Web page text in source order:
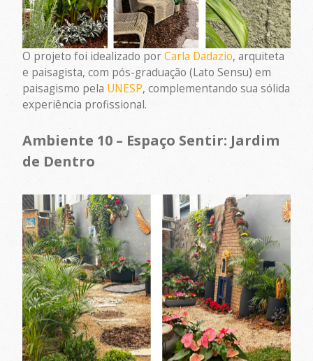
O projeto foi idealizado porCarla Dadazio, arquiteta
e paisagista, com pós-graduação (Lato Sensu) em
paisagismo pela UNESP, complementando sua sólida
experiência profissional.
Ambiente 10 – Espaço Sentir: Jardim
de Dentro